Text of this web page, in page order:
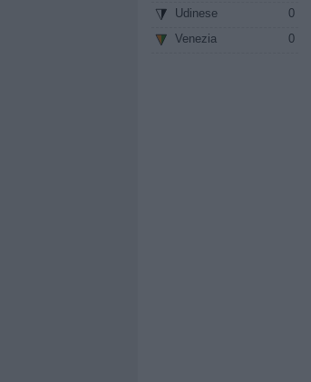
Udinese
0
Venezia
0